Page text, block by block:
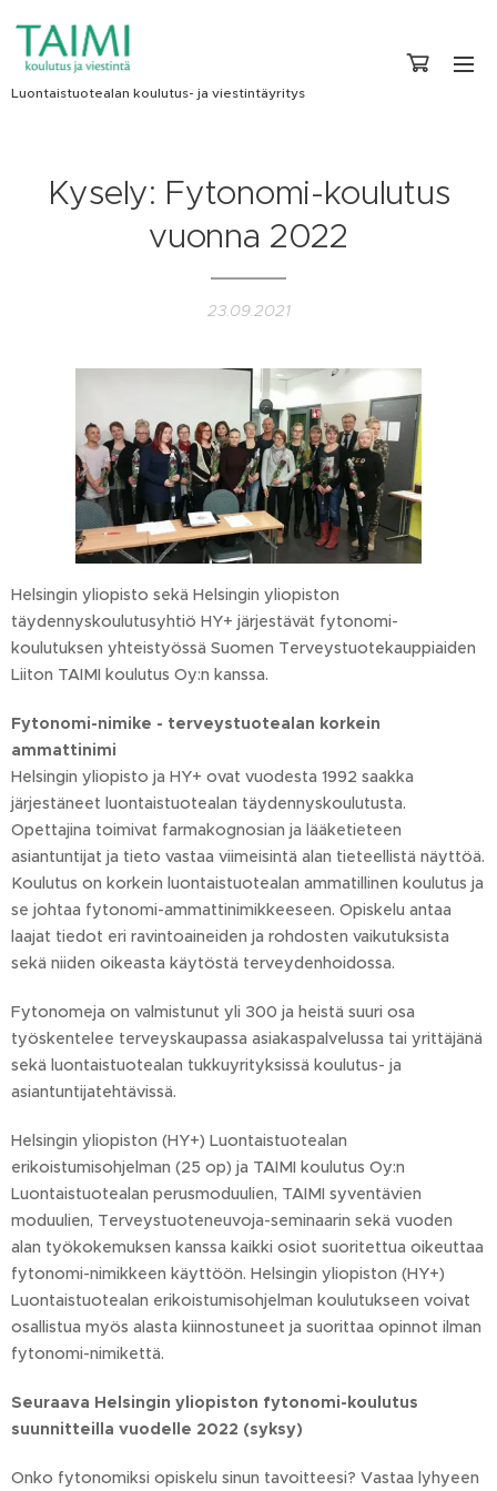
Luontaistuotealan koulutus- ja viestintäyritys
Kysely: Fytonomi-koulutus
vuonna 2022
23.09.2021
Helsingin yliopisto sekä Helsingin yliopiston
täydennyskoulutusyhtiö HY+ järjestävät fytonomi-
koulutuksen yhteistyössä Suomen Terveystuotekauppiaiden
Liiton TAIMI koulutus Oy:n kanssa.
Fytonomi-nimike - terveystuotealan korkein
ammattinimi
Helsingin yliopisto ja HY+ ovat vuodesta 1992 saakka
järjestäneet luontaistuotealan täydennyskoulutusta.
Opettajina toimivat farmakognosian ja lääketieteen
asiantuntijat ja tieto vastaa viimeisintä alan tieteellistä näyttöä.
Koulutus on korkein luontaistuotealan ammatillinen koulutus ja
se johtaa fytonomi-ammattinimikkeeseen. Opiskelu antaa
laajat tiedot eri ravintoaineiden ja rohdosten vaikutuksista
sekä niiden oikeasta käytöstä terveydenhoidossa.
Fytonomeja on valmistunut yli 300 ja heistä suuri osa
työskentelee terveyskaupassa asiakaspalvelussa tai yrittäjänä
sekä luontaistuotealan tukkuyrityksissä koulutus- ja
asiantuntijatehtävissä.
Helsingin yliopiston (HY+) Luontaistuotealan
erikoistumisohjelman (25 op) ja TAIMI koulutus Oy:n
Luontaistuotealan perusmoduulien, TAIMI syventävien
moduulien, Terveystuoteneuvoja-seminaarin sekä vuoden
alan työkokemuksen kanssa kaikki osiot suoritettua oikeuttaa
fytonomi-nimikkeen käyttöön. Helsingin yliopiston (HY+)
Luontaistuotealan erikoistumisohjelman koulutukseen voivat
osallistua myös alasta kiinnostuneet ja suorittaa opinnot ilman
fytonomi-nimikettä.
Seuraava Helsingin yliopiston fytonomi-koulutus
suunnitteilla vuodelle 2022 (syksy)
Onko fytonomiksi opiskelu sinun tavoitteesi? Vastaa lyhyeen